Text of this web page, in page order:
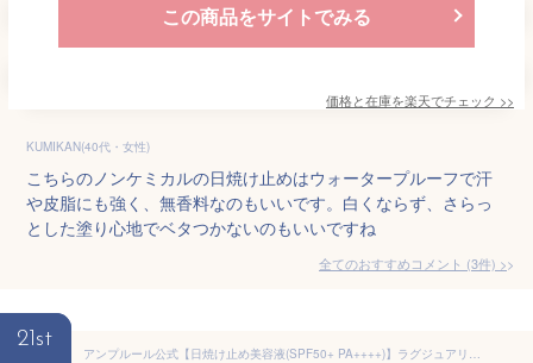
この商品をサイトでみる
価格と在庫を楽天でチェック >>
KUMIKAN(40代・女性)
こちらのノンケミカルの日焼け止めはウォータープルーフで汗
や皮脂にも強く、無香料なのもいいです。白くならず、さらっ
とした塗り心地でベタつかないのもいいですね
全てのおすすめコメント (3件) >
21st
アンプルール公式【日焼け止め美容液(SPF50+ PA++++)】ラグジュアリーホワイト『WプロテクトUVプラス』30g /コラーゲン/日焼け止め/顔/SPF50+/海/ウォータープルーフ/化粧下地/化粧直し/uvカット/シミ/そばかす/ハリ/乾燥/ギフト/母の日